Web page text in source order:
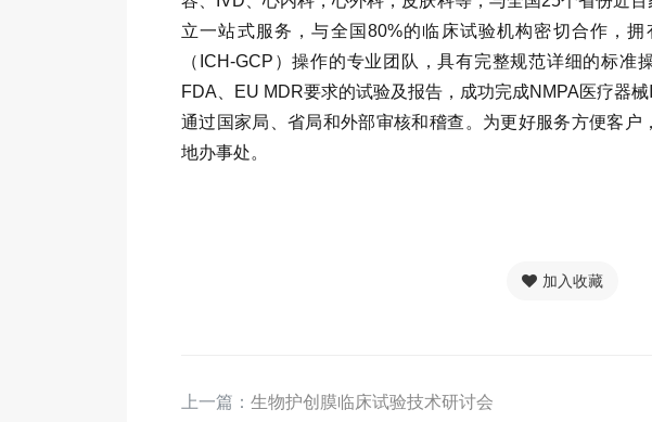
立一站式服务，与全国80%的临床试验机构密切合作，
（ICH-GCP）操作的专业团队，具有完整规范详细的标准
FDA、EU MDR要求的试验及报告，成功完成NMPA医疗器
通过国家局、省局和外部审核和稽查。为更好服务方便客户
地办事处。
加入收藏
上一篇： 生物护创膜临床试验技术研讨会